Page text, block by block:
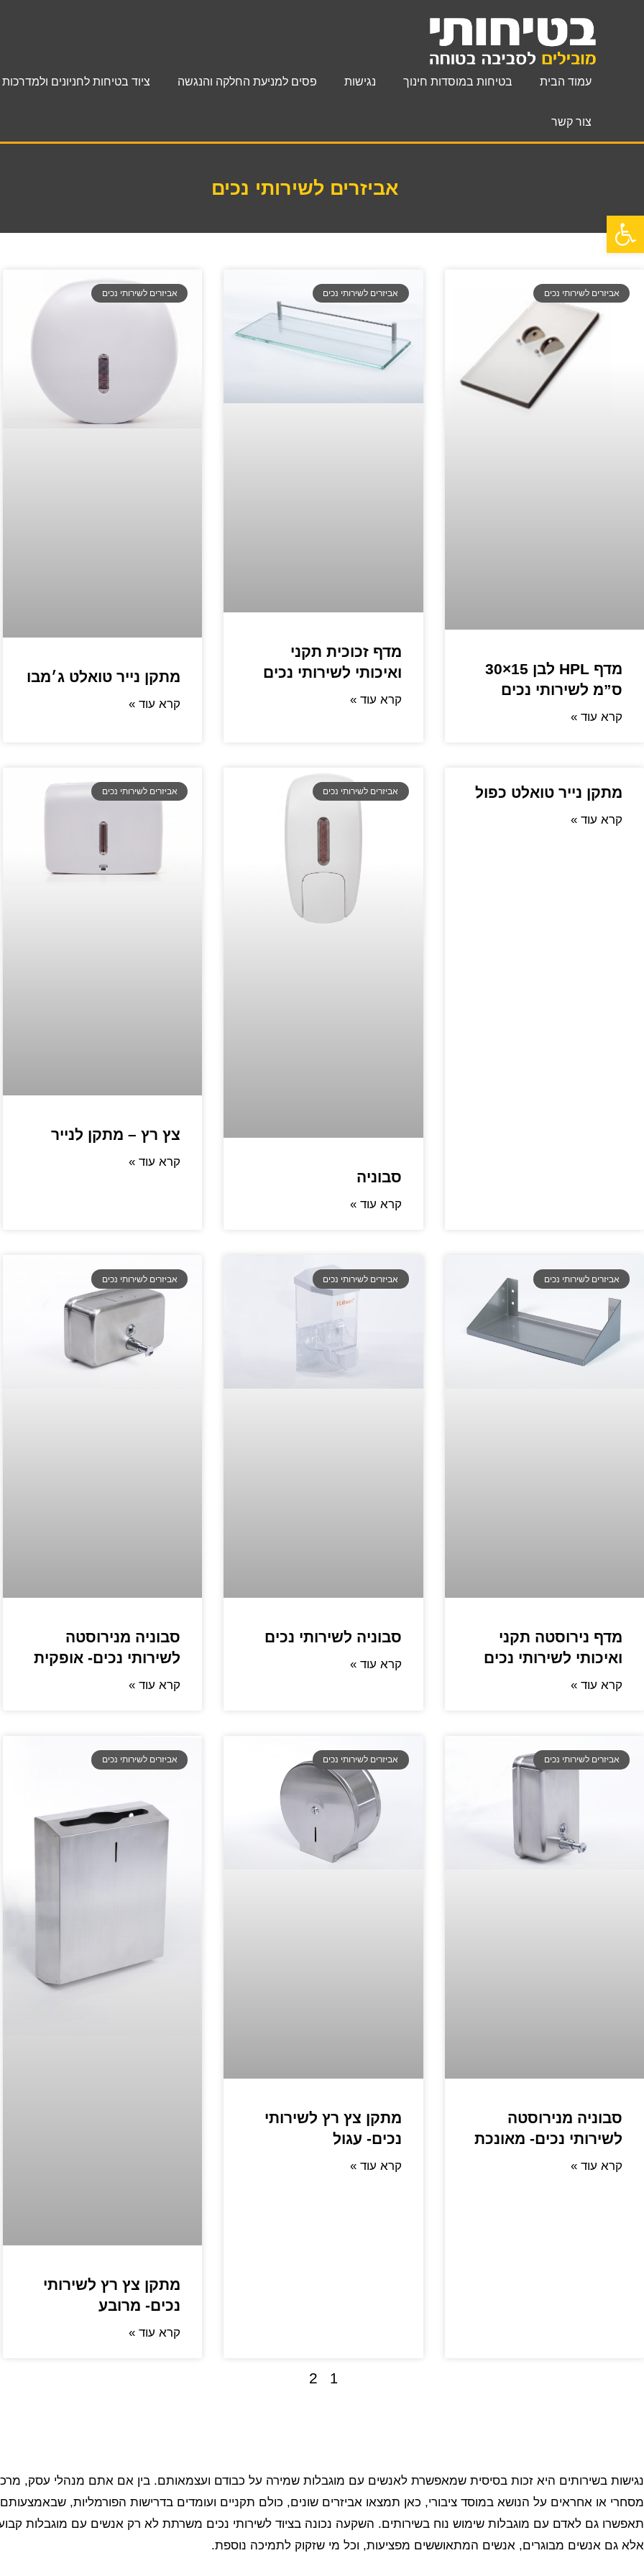
עמוד הבית בטיחות במוסדות חינוך נגישות פסים למניעת החלקה והנגשה ציוד בטיחות לחניונים ולמדרכות
צור קשר
אביזרים לשירותי נכים
אביזרים לשירותי נכים
מדף HPL לבן 15×30
ס”מ לשירותי נכים
קרא עוד »
אביזרים לשירותי נכים
מדף זכוכית תקני
ואיכותי לשירותי נכים
קרא עוד »
אביזרים לשירותי נכים
מתקן נייר טואלט ג׳מבו
קרא עוד »
מתקן נייר טואלט כפול
קרא עוד »
אביזרים לשירותי נכים
סבוניה
קרא עוד »
אביזרים לשירותי נכים
צץ רץ – מתקן לנייר
קרא עוד »
אביזרים לשירותי נכים
מדף נירוסטה תקני
ואיכותי לשירותי נכים
קרא עוד »
אביזרים לשירותי נכים
סבוניה לשירותי נכים
קרא עוד »
אביזרים לשירותי נכים
סבוניה מנירוסטה
לשירותי נכים- אופקית
קרא עוד »
אביזרים לשירותי נכים
סבוניה מנירוסטה
לשירותי נכים- מאונכת
קרא עוד »
אביזרים לשירותי נכים
מתקן צץ רץ לשירותי
נכים- עגול
קרא עוד »
אביזרים לשירותי נכים
מתקן צץ רץ לשירותי
נכים- מרובע
קרא עוד »
1
2
נגישות בשירותים היא זכות בסיסית שמאפשרת לאנשים עם מוגבלות שמירה על כבודם ועצמאותם. בין אם אתם מנהלי עסק,
מסחרי או אחראים על הנושא במוסד ציבורי, כאן תמצאו אביזרים שונים, כולם תקניים ועומדים בדרישות הפורמליות, שבאמצעותם
תאפשרו גם לאדם עם מוגבלות שימוש נוח בשירותים. השקעה נכונה בציוד לשירותי נכים משרתת לא רק אנשים עם מוגבלות
אלא גם אנשים מבוגרים, אנשים המתאוששים מפציעות, וכל מי שזקוק לתמיכה נוספת.
פתח סרגל נגישות